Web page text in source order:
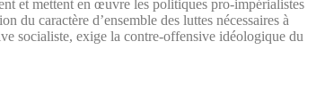
et mettent en œuvre les politiques pro-impérialistes
du caractère d’ensemble des luttes nécessaires à
socialiste, exige la contre-offensive idéologique du